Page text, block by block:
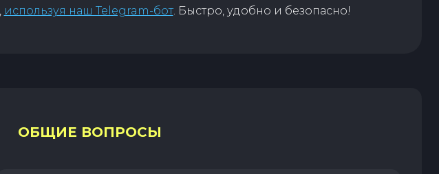
используя наш Telegram-бот. Быстро, удобно и безопасно!
ОБЩИЕ ВОПРОСЫ